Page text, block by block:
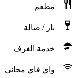
مطعم
بار / صالة
خدمة الغرف
واي فاي مجاني